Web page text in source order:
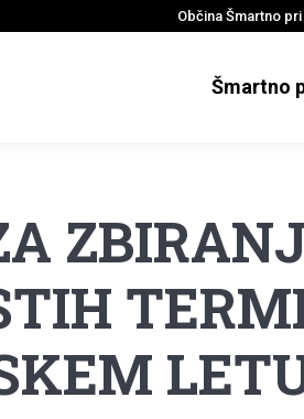
Občina Šmartno
Šmartno